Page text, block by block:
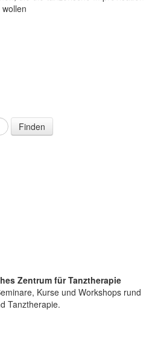
Finden
Zentrum für Tanztherapie
Kurse und Workshops rund
Tanztherapie.